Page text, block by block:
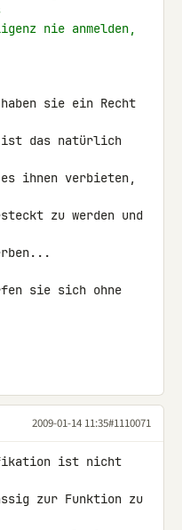
nie anmelden,
sie ein Recht
ist das natürlich
ihnen verbieten,
zu werden und
sie sich ohne
2009-01-14 11:35#1110071
ist nicht
zur Funktion zu